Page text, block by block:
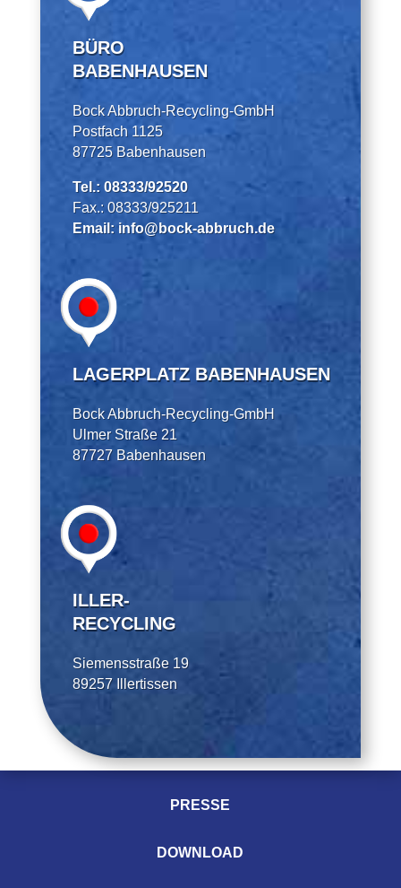
BÜRO
BABENHAUSEN
Bock Abbruch-Recycling-GmbH
Postfach 1125
87725 Babenhausen
Tel.: 08333/92520
Fax.: 08333/925211
Email: info@bock-abbruch.de
LAGERPLATZ BABENHAUSEN
Bock Abbruch-Recycling-GmbH
Ulmer Straße 21
87727 Babenhausen
ILLER-
RECYCLING
Siemensstraße 19
89257 Illertissen
PRESSE
DOWNLOAD